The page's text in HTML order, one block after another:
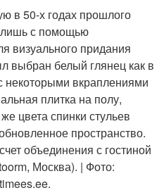
в 50-х годах прошлого
лишь с помощью
визуального придания
выбран белый глянец как в
некоторыми вкраплениями
плитка на полу,
цвета спинки стульев
пространство.
объединения с гостиной
Москва). | Фото: